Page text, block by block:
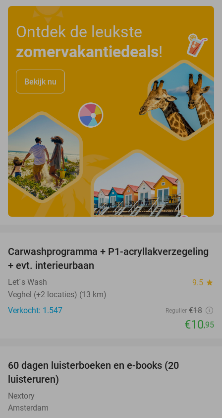
Ontdek de leukste
zomervakantiedeals!
Bekijk nu
39%
Carwashprogramma + P1-acryllakverzegeling
+ evt. interieurbaan
Let´s Wash 9.5 star
Veghel (+2 locaties) (13 km)
Verkocht: 1.547
Regulier €18
€10,95
60 dagen luisterboeken en e-books (20
luisteruren)
Nextory
Amsterdam